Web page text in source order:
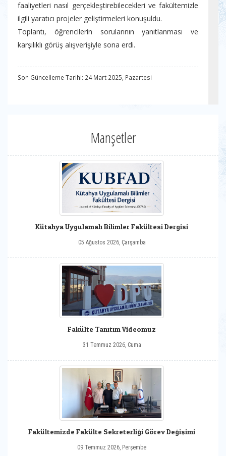
faaliyetleri nasıl gerçekleştirebilecekleri ve fakültemizle
ilgili yaratıcı projeler geliştirmeleri konuşuldu.
Toplantı, öğrencilerin sorularının yanıtlanması ve
karşılıklı görüş alışverişiyle sona erdi.
Son Güncelleme Tarihi: 24 Mart 2025, Pazartesi
Manşetler
Kütahya Uygulamalı Bilimler Fakültesi Dergisi
05 Ağustos 2026, Çarşamba
Fakülte Tanıtım Videomuz
31 Temmuz 2026, Cuma
Fakültemizde Fakülte Sekreterliği Görev Değişimi
09 Temmuz 2026, Perşembe